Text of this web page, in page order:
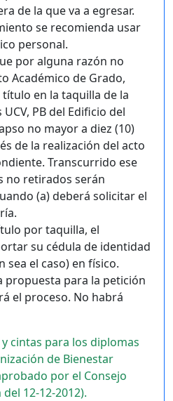
de la que va a egresar.
se recomienda usar
personal.
por alguna razón no
Académico de Grado,
en la taquilla de la
PB del Edificio del
no mayor a diez (10)
de la realización del acto
Transcurrido ese
no retirados serán
(a) deberá solicitar el
por taquilla, el
su cédula de identidad
sea el caso) en físico.
propuesta para la petición
el proceso. No habrá
cintas para los diplomas
de Bienestar
por el Consejo
12-12-2012).